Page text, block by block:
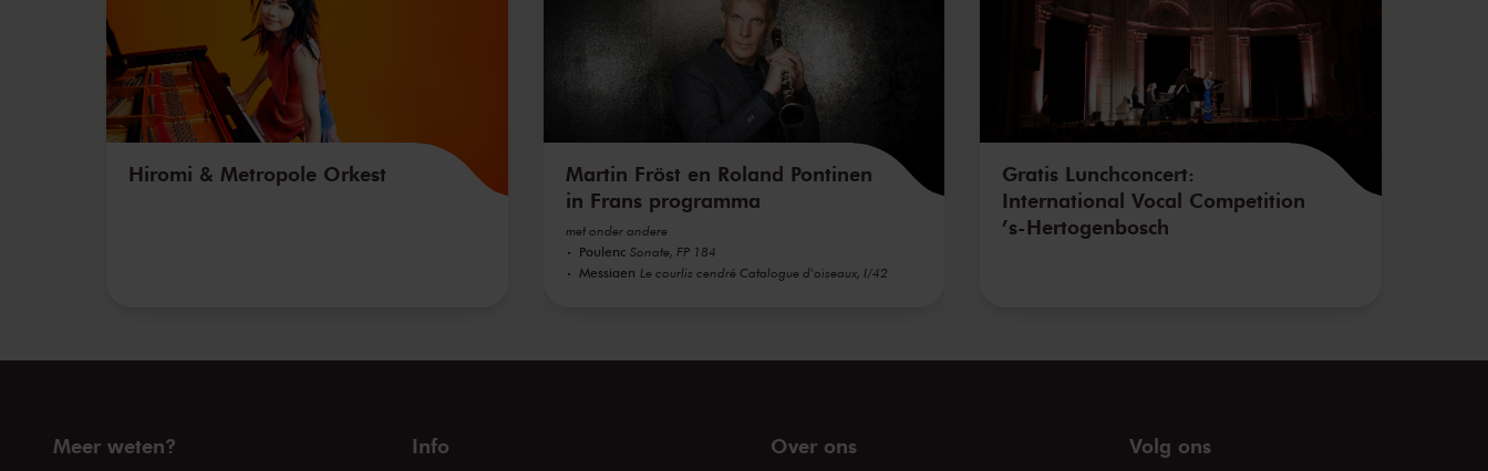
Hiromi & Metropole Orkest
Martin Fröst en Roland Pontinen
in Frans programma
met onder andere
Poulenc Sonate, FP 184
Messiaen Le courlis cendré Catalogue d'oiseaux, I/42
Gratis Lunchconcert:
International Vocal Competition
’s-Hertogenbosch
Meer weten? Info Over ons Volg ons